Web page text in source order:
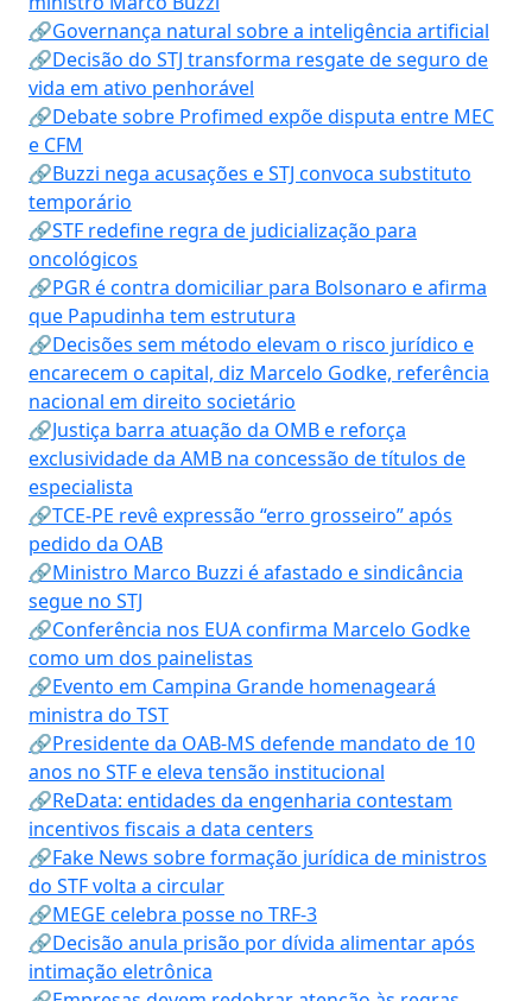
🔗Governança natural sobre a inteligência artificial
🔗Decisão do STJ transforma resgate de seguro de
vida em ativo penhorável
🔗Debate sobre Profimed expõe disputa entre MEC
e CFM
🔗Buzzi nega acusações e STJ convoca substituto
temporário
🔗STF redefine regra de judicialização para
oncológicos
🔗PGR é contra domiciliar para Bolsonaro e afirma
que Papudinha tem estrutura
🔗Decisões sem método elevam o risco jurídico e
encarecem o capital, diz Marcelo Godke, referência
nacional em direito societário
🔗Justiça barra atuação da OMB e reforça
exclusividade da AMB na concessão de títulos de
especialista
🔗TCE-PE revê expressão “erro grosseiro” após
pedido da OAB
🔗Ministro Marco Buzzi é afastado e sindicância
segue no STJ
🔗Conferência nos EUA confirma Marcelo Godke
como um dos painelistas
🔗Evento em Campina Grande homenageará
ministra do TST
🔗Presidente da OAB-MS defende mandato de 10
anos no STF e eleva tensão institucional
🔗ReData: entidades da engenharia contestam
incentivos fiscais a data centers
🔗Fake News sobre formação jurídica de ministros
do STF volta a circular
🔗MEGE celebra posse no TRF-3
🔗Decisão anula prisão por dívida alimentar após
intimação eletrônica